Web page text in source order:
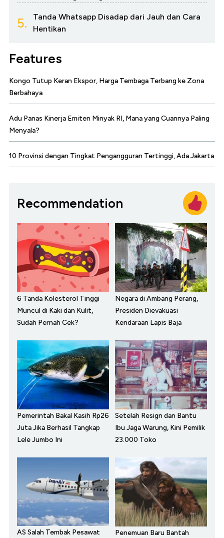
5.
Tanda Whatsapp Disadap dari Jauh dan Cara
Hentikan
Features
Kongo Tutup Keran Ekspor, Harga Tembaga Terbang ke Zona
Berbahaya
Adu Panas Kinerja Emiten Minyak RI, Mana yang Cuannya Paling
Menyala?
10 Provinsi dengan Tingkat Pengangguran Tertinggi, Ada Jakarta
Recommendation
6 Tanda Kolesterol Tinggi
Muncul di Kaki dan Kulit,
Sudah Pernah Cek?
Negara di Ambang Perang,
Presiden Dievakuasi
Kendaraan Lapis Baja
Pemerintah Bakal Kasih Rp26
Juta Jika Berhasil Tangkap
Lele Jumbo Ini
Setelah Resign dan Bantu
Ibu Jaga Warung, Kini Pemilik
23.000 Toko
AS Salah Tembak Pesawat
Penemuan Baru Bantah